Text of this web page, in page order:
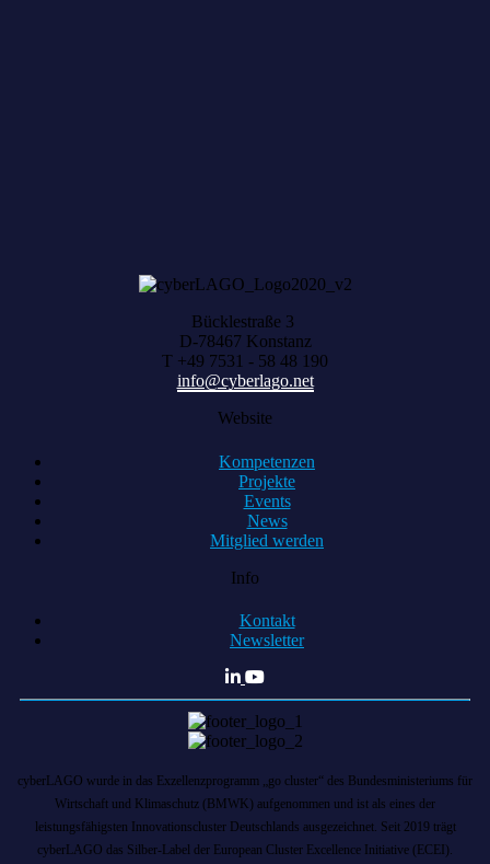
Bücklestraße 3
D-78467 Konstanz
T +49 7531 - 58 48 190
info@cyberlago.net
Website
Kompetenzen
Projekte
Events
News
Mitglied werden
Info
Kontakt
Newsletter
cyberLAGO wurde in das Exzellenzprogramm „go cluster“ des Bundesministeriums für
Wirtschaft und Klimaschutz (BMWK) aufgenommen und ist als eines der
leistungsfähigsten Innovationscluster Deutschlands ausgezeichnet. Seit 2019 trägt
cyberLAGO das Silber-Label der European Cluster Excellence Initiative (ECEI).